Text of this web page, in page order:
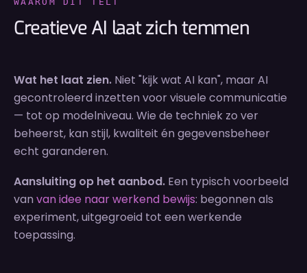
Creatieve AI laat zich temmen
Wat het laat zien. Niet "kijk wat AI kan", maar AI
gecontroleerd inzetten voor visuele communicatie
— tot op modelniveau. Wie de techniek zo ver
beheerst, kan stijl, kwaliteit én gegevensbeheer
echt garanderen.
Aansluiting op het aanbod. Een typisch voorbeeld
van van idee naar werkend bewijs: begonnen als
experiment, uitgegroeid tot een werkende
toepassing.